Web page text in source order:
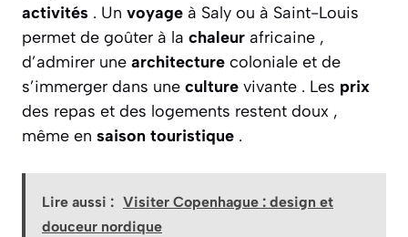
activités . Un voyage à Saly ou à Saint-Louis
permet de goûter à la chaleur africaine ,
d’admirer une architecture coloniale et de
s’immerger dans une culture vivante . Les prix
des repas et des logements restent doux ,
même en saison touristique .
Lire aussi : Visiter Copenhague : design et
douceur nordique